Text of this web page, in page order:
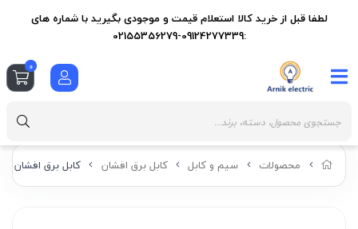
محصولات سیم و کابل کابل برق افشان کابل برق افشان 4 در 6 همدان
لطفا قبل از خرید کالا استعلام قیمت و موجودی بگیرید با شماره های
:09124277339-02155356279
0